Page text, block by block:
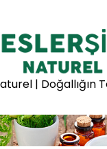
| Doğallığın